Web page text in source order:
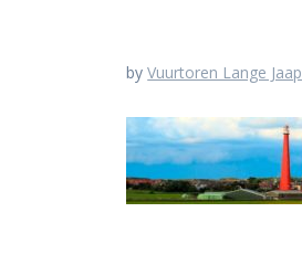
byVuurtoren Lange Jaap